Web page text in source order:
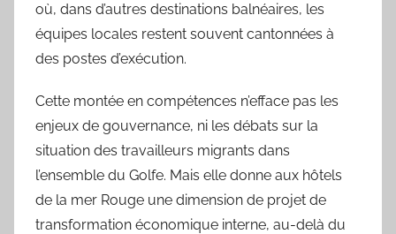
où, dans d’autres destinations balnéaires, les
équipes locales restent souvent cantonnées à
des postes d’exécution.
Cette montée en compétences n’efface pas les
enjeux de gouvernance, ni les débats sur la
situation des travailleurs migrants dans
l’ensemble du Golfe. Mais elle donne aux hôtels
de la mer Rouge une dimension de projet de
transformation économique interne, au-delà du